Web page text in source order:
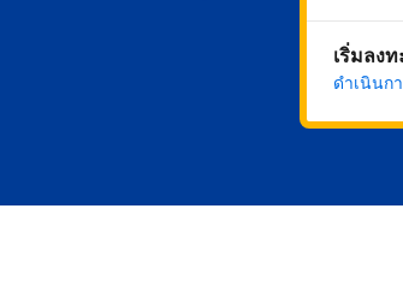
เริ่มลง
ดำเนินก